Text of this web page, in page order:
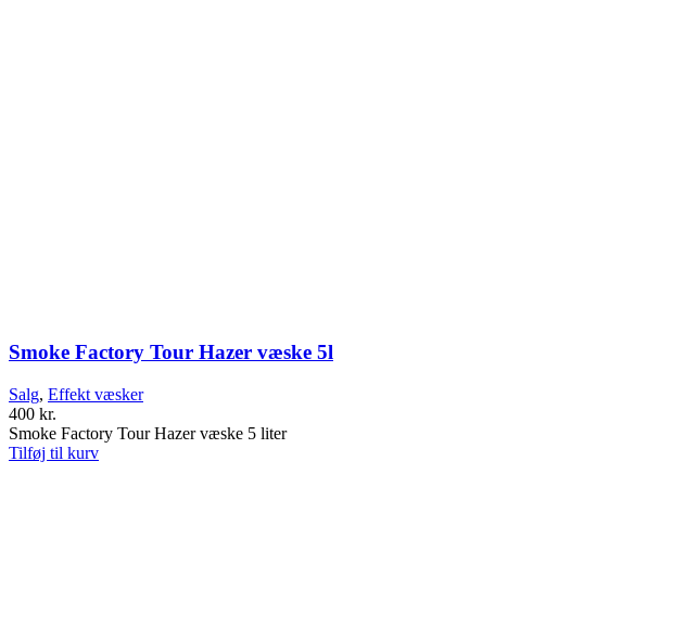
Smoke Factory Tour Hazer væske 5l
Salg, Effekt væsker
400 kr.
Smoke Factory Tour Hazer væske 5 liter
Tilføj til kurv